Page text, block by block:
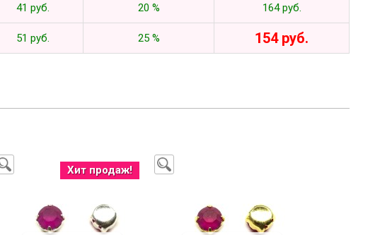
41 руб. 20 % 164 руб.
51 руб. 25 % 154 руб.
Хит продаж!